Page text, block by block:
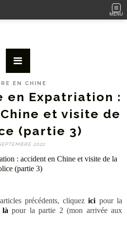
MENU
EN CHINE
en Expatriation :
et visite de
(partie 3)
2022
précédents, cliquezici pour la
là pour la partie 2 (mon arrivée aux